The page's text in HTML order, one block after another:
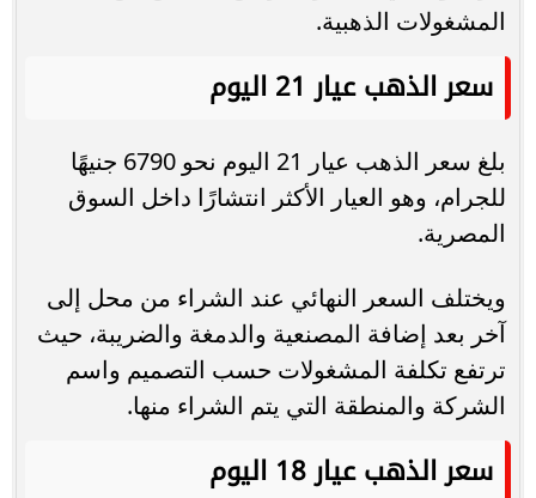
المشغولات الذهبية.
سعر الذهب عيار 21 اليوم
بلغ سعر الذهب عيار 21 اليوم نحو 6790 جنيهًا
للجرام، وهو العيار الأكثر انتشارًا داخل السوق
المصرية.
ويختلف السعر النهائي عند الشراء من محل إلى
آخر بعد إضافة المصنعية والدمغة والضريبة، حيث
ترتفع تكلفة المشغولات حسب التصميم واسم
الشركة والمنطقة التي يتم الشراء منها.
سعر الذهب عيار 18 اليوم